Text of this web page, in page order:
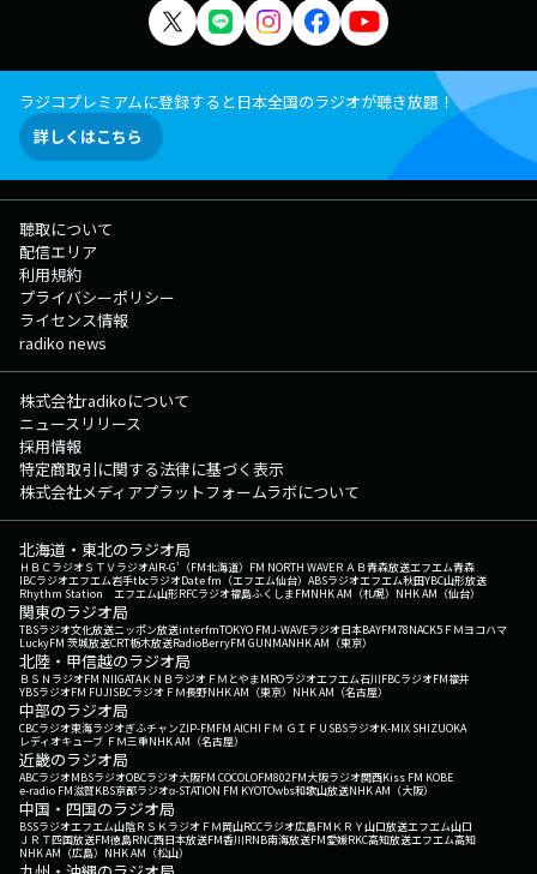
ラジコプレミアムに登録すると日本全国のラジオが聴き放題！
詳しくはこちら
聴取について
配信エリア
利用規約
プライバシーポリシー
ライセンス情報
radiko news
株式会社radikoについて
ニュースリリース
採用情報
特定商取引に関する法律に基づく表示
株式会社メディアプラットフォームラボについて
北海道・東北のラジオ局
ＨＢＣラジオＳＴＶラジオAIR-G'（FM北海道） FM NORTH WAVEＲＡＢ青森放送エフエム青森
IBCラジオエフエム岩手tbcラジオDate fm（エフエム仙台） ABSラジオエフエム秋田YBC山形放送
Rhythm Station エフエム山形RFCラジオ福島ふくしまFMNHK AM（札幌） NHK AM（仙台）
関東のラジオ局
TBSラジオ文化放送ニッポン放送interfmTOKYO FMJ-WAVEラジオ日本BAYFM78NACK5 ＦＭヨコハマ
LuckyFM 茨城放送CRT栃木放送RadioBerryFM GUNMANHK AM（東京）
北陸・甲信越のラジオ局
ＢＳＮラジオFM NIIGATAＫＮＢラジオ ＦＭとやまMROラジオエフエム石川FBCラジオFM福井
YBSラジオFM FUJISBCラジオ ＦＭ長野NHK AM（東京） NHK AM（名古屋）
中部のラジオ局
CBCラジオ東海ラジオぎふチャンZIP-FMFM AICHI ＦＭ ＧＩＦＵ SBSラジオK-MIX SHIZUOKA
レディオキューブ ＦＭ三重NHK AM（名古屋）
近畿のラジオ局
ABCラジオMBSラジオOBCラジオ大阪FM COCOLOFM802FM大阪ラジオ関西Kiss FM KOBE
e-radio FM滋賀KBS京都ラジオα-STATION FM KYOTOwbs和歌山放送NHK AM（大阪）
中国・四国のラジオ局
BSSラジオエフエム山陰ＲＳＫラジオ ＦＭ岡山RCCラジオ広島FM ＫＲＹ山口放送エフエム山口
ＪＲＴ四国放送FM徳島RNC西日本放送FM香川RNB南海放送FM愛媛RKC高知放送エフエム高知
NHK AM（広島） NHK AM（松山）